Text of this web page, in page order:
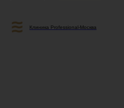
Клиника Professional-Москва